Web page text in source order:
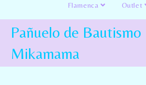
Flamenca Outlet
Pañuelo de Bautismo
Mikamama